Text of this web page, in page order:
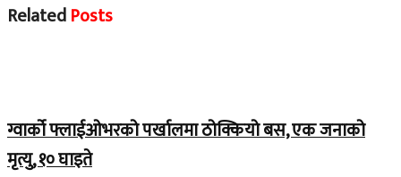
RelatedPosts
ग्वार्को फ्लाईओभरको पर्खालमा ठोक्कियो बस, एक जनाको
मृत्यु, १० घाइते